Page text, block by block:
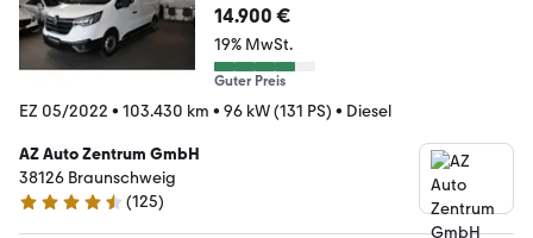
14.900 €
19% MwSt.
Guter Preis
EZ 05/2022 • 103.430 km • 96 kW (131 PS) • Diesel
AZ Auto Zentrum GmbH
38126 Braunschweig
4.3 Sterne
(125)